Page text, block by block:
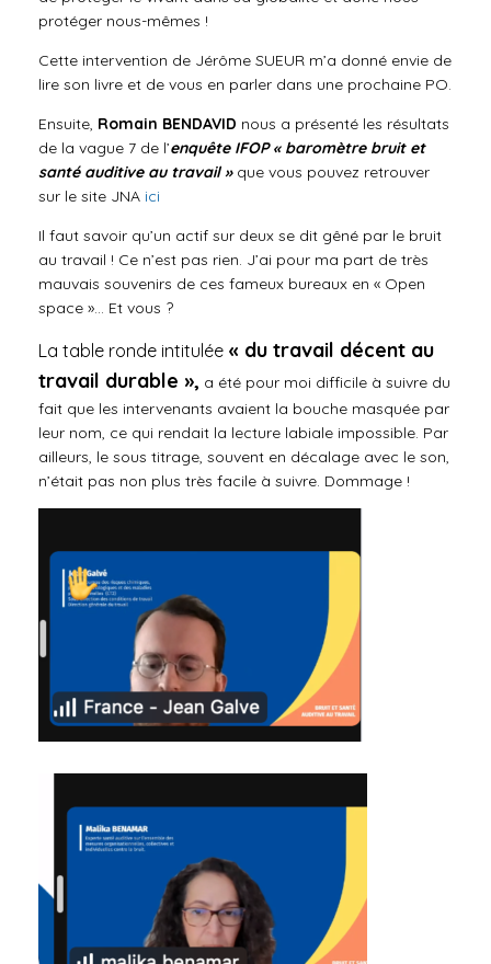
protéger nous-mêmes !
Cette intervention de Jérôme SUEUR m’a donné envie de
lire son livre et de vous en parler dans une prochaine PO.
Ensuite, Romain BENDAVID nous a présenté les résultats
de la vague 7 de l’enquête IFOP « baromètre bruit et
santé auditive au travail » que vous pouvez retrouver
sur le site JNA ici
Il faut savoir qu’un actif sur deux se dit gêné par le bruit
au travail ! Ce n’est pas rien. J’ai pour ma part de très
mauvais souvenirs de ces fameux bureaux en « Open
space »… Et vous ?
La table ronde intitulée « du travail décent au
travail durable », a été pour moi difficile à suivre du
fait que les intervenants avaient la bouche masquée par
leur nom, ce qui rendait la lecture labiale impossible. Par
ailleurs, le sous titrage, souvent en décalage avec le son,
n’était pas non plus très facile à suivre. Dommage !